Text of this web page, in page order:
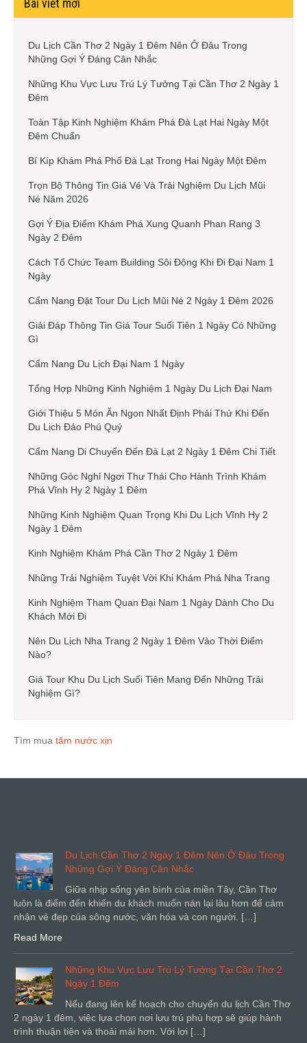
Bài viết mới
Du Lịch Cần Thơ 2 Ngày 1 Đêm Nên Ở Đâu Trong
Những Gợi Ý Đáng Cân Nhắc
Những Khu Vực Lưu Trú Lý Tưởng Tại Cần Thơ 2 Ngày 1
Đêm
Toàn Tập Kinh Nghiệm Khám Phá Đà Lạt Hai Ngày Một
Đêm Chuẩn
Bí Kíp Khám Phá Phố Đà Lạt Trong Hai Ngày Một Đêm
Trọn Bộ Thông Tin Giá Vé Và Trải Nghiệm Du Lịch Mũi
Né Năm 2026
Gợi Ý Địa Điểm Khám Phá Xung Quanh Phan Rang 3
Ngày 2 Đêm
Cách Tổ Chức Team Building Sôi Động Khi Đi Đại Nam 1
Ngày
Cẩm Nang Đặt Tour Du Lịch Mũi Né 2 Ngày 1 Đêm 2026
Giải Đáp Thông Tin Giá Tour Suối Tiên 1 Ngày Có Những
Gì
Cẩm Nang Du Lịch Đại Nam 1 Ngày
Tổng Hợp Những Kinh Nghiệm 1 Ngày Du Lịch Đại Nam
Giới Thiệu 5 Món Ăn Ngon Nhất Định Phải Thử Khi Đến
Du Lịch Đảo Phú Quý
Cẩm Nang Di Chuyển Đến Đà Lạt 2 Ngày 1 Đêm Chi Tiết
Những Góc Nghỉ Ngơi Thư Thái Cho Hành Trình Khám
Phá Vĩnh Hy 2 Ngày 1 Đêm
Những Kinh Nghiệm Quan Trọng Khi Du Lịch Vĩnh Hy 2
Ngày 1 Đêm
Kinh Nghiệm Khám Phá Cần Thơ 2 Ngày 1 Đêm
Những Trải Nghiệm Tuyệt Vời Khi Khám Phá Nha Trang
Kinh Nghiệm Tham Quan Đại Nam 1 Ngày Dành Cho Du
Khách Mới Đi
Nên Du Lịch Nha Trang 2 Ngày 1 Đêm Vào Thời Điểm
Nào?
Giá Tour Khu Du Lịch Suối Tiên Mang Đến Những Trải
Nghiệm Gì?
Tìm mua tăm nước xịn
Du Lịch Cần Thơ 2 Ngày 1 Đêm Nên Ở Đâu Trong
Những Gợi Ý Đáng Cân Nhắc
Giữa nhịp sống yên bình của miền Tây, Cần Thơ
luôn là điểm đến khiến du khách muốn nán lại lâu hơn để cảm
nhận vẻ đẹp của sông nước, văn hóa và con người. […]
Read More
Những Khu Vực Lưu Trú Lý Tưởng Tại Cần Thơ 2
Ngày 1 Đêm
Nếu đang lên kế hoạch cho chuyến du lịch Cần Thơ
2 ngày 1 đêm, việc lựa chọn nơi lưu trú phù hợp sẽ giúp hành
trình thuận tiện và thoải mái hơn. Với lợi […]